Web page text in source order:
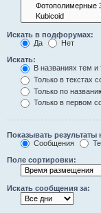
Искать в подфорумах:
Да
Нет
Искать:
В названиях тем
Только в текстах
Только по
Только в первом
Показывать результаты
Сообщения
Поле сортировки:
Искать сообщения за: